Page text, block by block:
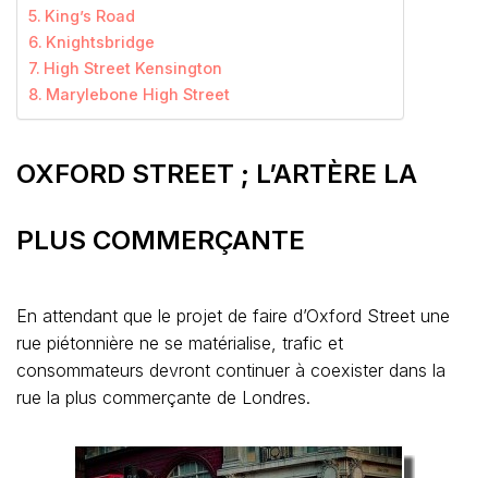
King’s Road
Knightsbridge
High Street Kensington
Marylebone High Street
OXFORD STREET ; L’ARTÈRE LA
PLUS COMMERÇANTE
En attendant que le projet de faire d’Oxford Street une
rue piétonnière ne se matérialise, trafic et
consommateurs devront continuer à coexister dans la
rue la plus commerçante de Londres.